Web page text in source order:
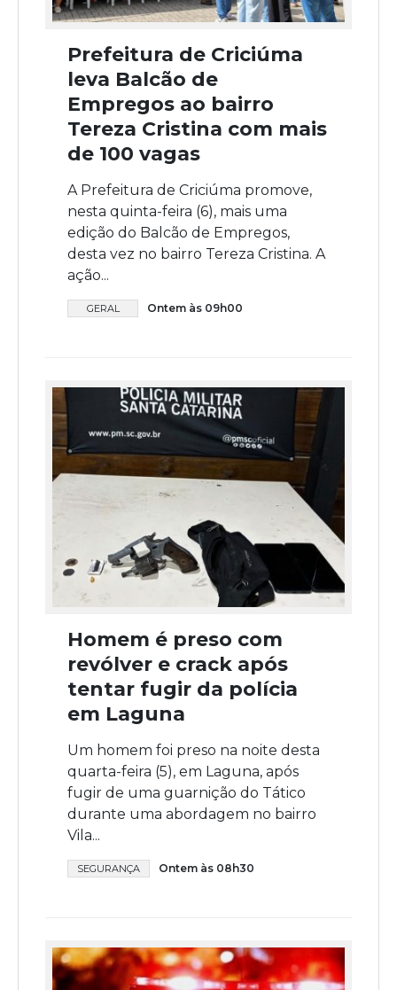
Prefeitura de Criciúma
leva Balcão de
Empregos ao bairro
Tereza Cristina com mais
de 100 vagas
A Prefeitura de Criciúma promove,
nesta quinta-feira (6), mais uma
edição do Balcão de Empregos,
desta vez no bairro Tereza Cristina. A
ação...
GERAL Ontem às 09h00
Homem é preso com
revólver e crack após
tentar fugir da polícia
em Laguna
Um homem foi preso na noite desta
quarta-feira (5), em Laguna, após
fugir de uma guarnição do Tático
durante uma abordagem no bairro
Vila...
SEGURANÇA Ontem às 08h30